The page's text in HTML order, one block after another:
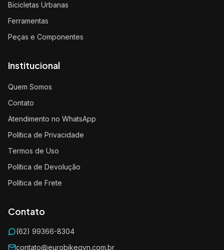
Bicicletas Urbanas
Ferramentas
Peças e Componentes
Institucional
Quem Somos
Contato
Atendimento no WhatsApp
Política de Privacidade
Termos de Uso
Política de Devolução
Política de Frete
Contato
(62) 99366-8304
contato@eurobikegyn.com.br